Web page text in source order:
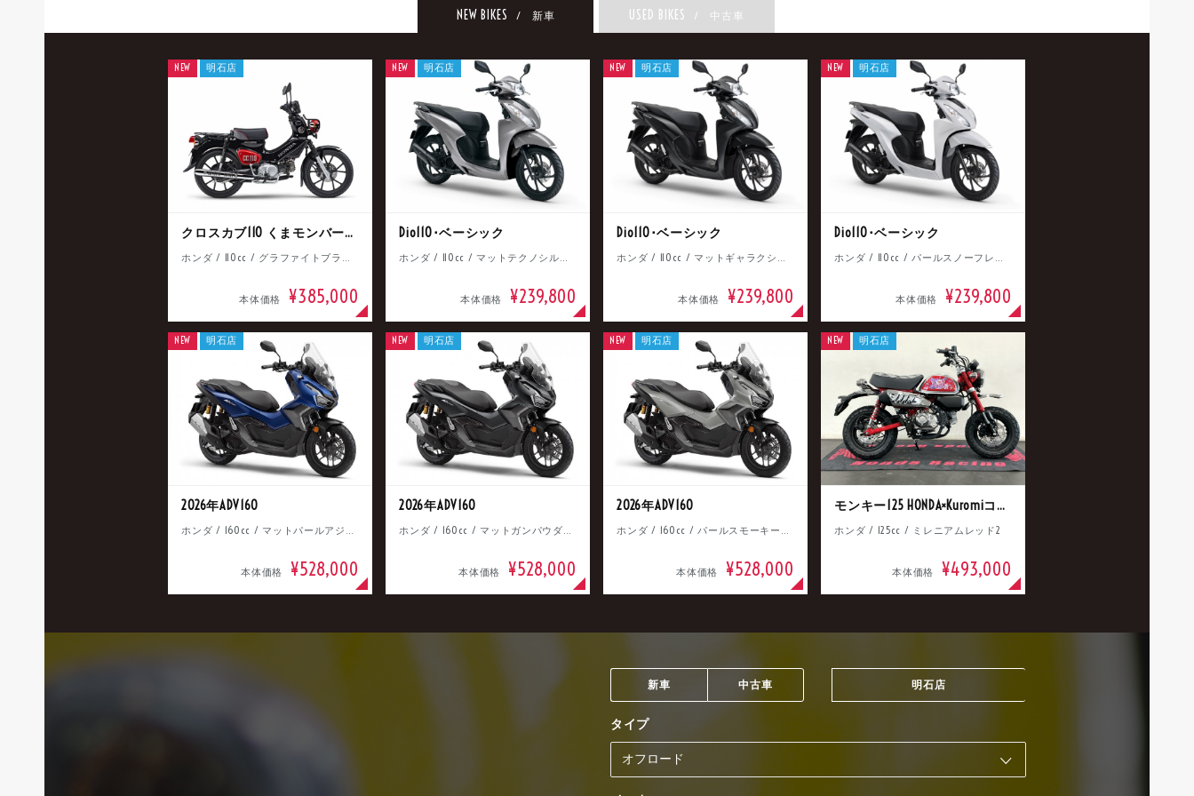
NEW BIKES / 新車 USED BIKES / 中古車
クロスカブ110 くまモンバージョン
ホンダ / 110cc / グラファイトブラック
本体価格 ¥385,000
NEW 明石店
Dio110･ベーシック
ホンダ / 110cc / マットテクノシルバーメタリック
本体価格 ¥239,800
NEW 明石店
Dio110･ベーシック
ホンダ / 110cc / マットギャラクシーブラックメタリック
本体価格 ¥239,800
NEW 明石店
Dio110･ベーシック
ホンダ / 110cc / パールスノーフレークホワイト
本体価格 ¥239,800
NEW 明石店
2026年ADV160
ホンダ / 160cc / マットパールアジャイルブルー
本体価格 ¥528,000
NEW 明石店
2026年ADV160
ホンダ / 160cc / マットガンパウダーブラックメタリック
本体価格 ¥528,000
NEW 明石店
2026年ADV160
ホンダ / 160cc / パールスモーキーグレー
本体価格 ¥528,000
NEW 明石店
モンキー125 HONDA×Kuromiコラボ
ホンダ / 125cc / ミレニアムレッド2
本体価格 ¥493,000
NEW 明石店
新車 中古車 明石店
タイプ